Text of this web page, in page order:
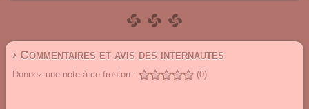
› Commentaires et avis des internautes
Donnez une note à ce fronton : (0)